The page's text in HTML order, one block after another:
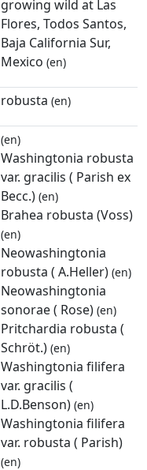
growing wild at Las
Flores, Todos Santos,
Baja California Sur,
Mexico (en)
robusta (en)
(en)
Washingtonia robusta
var. gracilis ( Parish ex
Becc.) (en)
Brahea robusta (Voss)
(en)
Neowashingtonia
robusta ( A.Heller) (en)
Neowashingtonia
sonorae ( Rose) (en)
Pritchardia robusta (
Schröt.) (en)
Washingtonia filifera
var. gracilis (
L.D.Benson) (en)
Washingtonia filifera
var. robusta ( Parish)
(en)